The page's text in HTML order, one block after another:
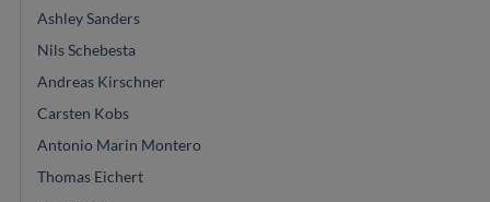
Ashley Sanders
Nils Schebesta
Andreas Kirschner
Carsten Kobs
Antonio Marin Montero
Thomas Eichert